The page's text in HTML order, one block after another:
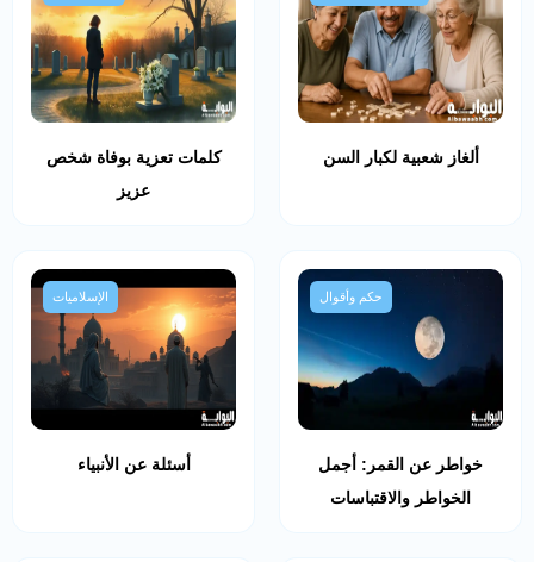
ألغاز شعبية لكبار السن
كلمات تعزية بوفاة شخص
عزيز
حكم وأقوال
خواطر عن القمر: أجمل
الخواطر والاقتباسات
الإسلاميات
أسئلة عن الأنبياء